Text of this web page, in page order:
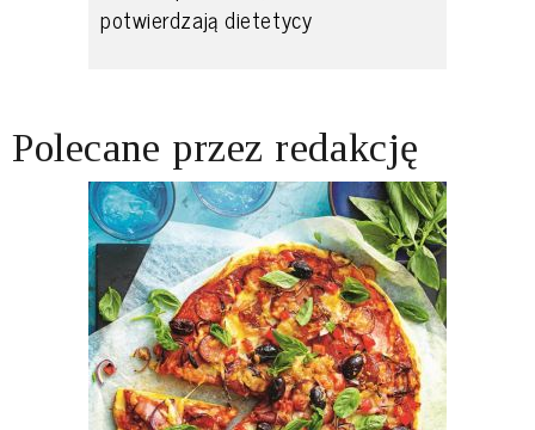
potwierdzają dietetycy
Polecane przez redakcję